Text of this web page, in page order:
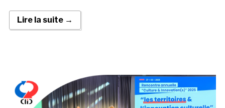
Lire la suite →